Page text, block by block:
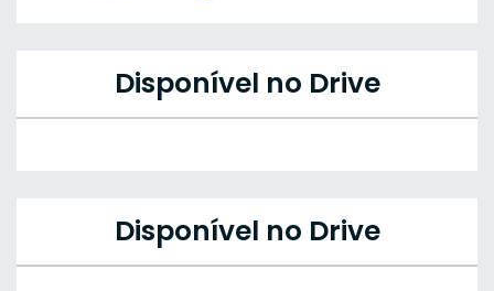
Disponível no Drive
Disponível no Drive